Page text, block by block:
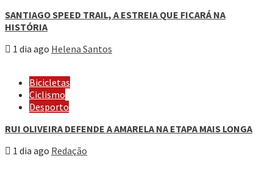
SANTIAGO SPEED TRAIL, A ESTREIA QUE FICARÁ NA
HISTÓRIA
1 dia ago Helena Santos
Bicicletas
Ciclismo
Desporto
RUI OLIVEIRA DEFENDE A AMARELA NA ETAPA MAIS LONGA
1 dia ago Redação